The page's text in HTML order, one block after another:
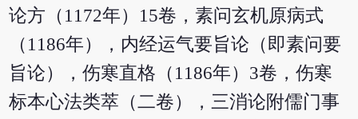
论方（1172年）15卷，素问玄机原病式
（1186年），内经运气要旨论（即素问要
旨论），伤寒直格（1186年）3卷，伤寒
标本心法类萃（二卷），三消论附儒门事